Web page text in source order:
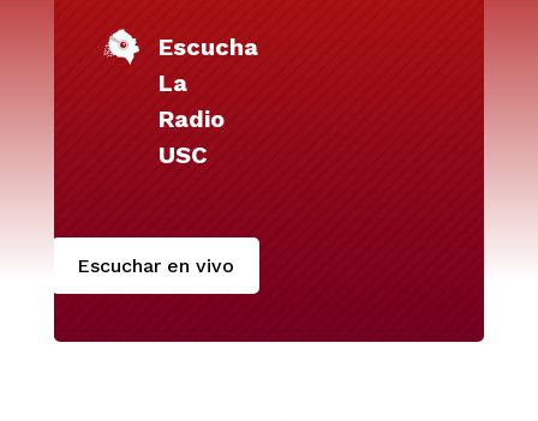
Escucha
La
Radio
USC
Escuchar en vivo